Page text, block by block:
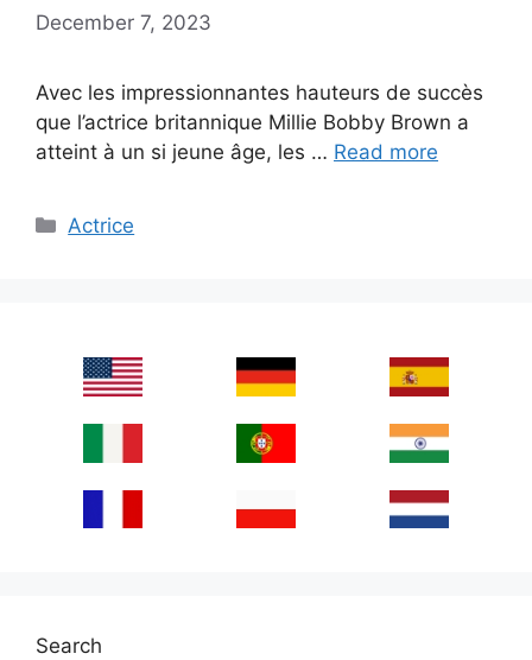
December 7, 2023
Avec les impressionnantes hauteurs de succès
que l’actrice britannique Millie Bobby Brown a
atteint à un si jeune âge, les … Read more
Categories
Actrice
Search